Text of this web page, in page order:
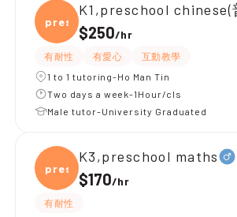
presc
K1,preschool chinese(
$250/hr
有耐性 有愛心
互動教學
1 to 1 tutoring-Ho Man Tin
Two days a week-1Hour/cls
Male tutor-University Graduated
presc
K3,preschool maths
$170/hr
有耐性